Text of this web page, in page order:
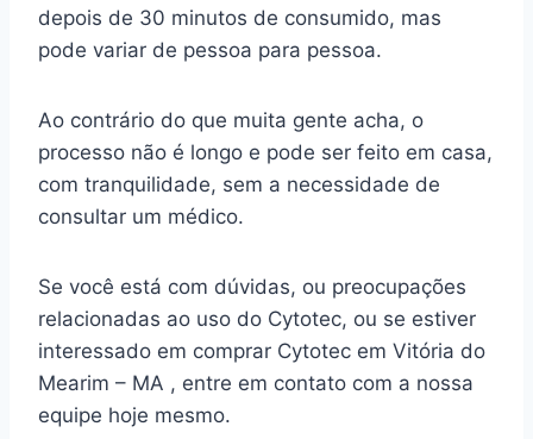
depois de 30 minutos de consumido, mas
pode variar de pessoa para pessoa.
Ao contrário do que muita gente acha, o
processo não é longo e pode ser feito em casa,
com tranquilidade, sem a necessidade de
consultar um médico.
Se você está com dúvidas, ou preocupações
relacionadas ao uso do Cytotec, ou se estiver
interessado em comprar Cytotec em Vitória do
Mearim – MA , entre em contato com a nossa
equipe hoje mesmo.